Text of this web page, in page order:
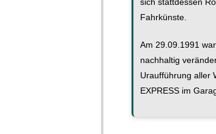
Fahrkünste.
Am 29.09.1991
nachhaltig
Uraufführung aller
EXPRESS im